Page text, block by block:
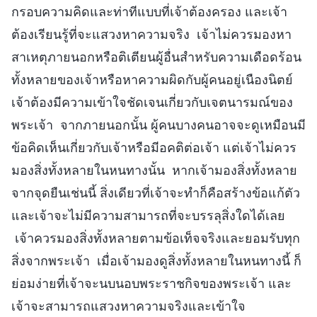
กรอบความคิดและท่าทีแบบที่เจ้าต้องครอง และเจ้า
ต้องเรียนรู้ที่จะแสวงหาความจริง เจ้าไม่ควรมองหา
สาเหตุภายนอกหรือติเตียนผู้อื่นสำหรับความเดือดร้อน
ทั้งหลายของเจ้าหรือหาความผิดกับผู้คนอยู่เนืองนิตย์
เจ้าต้องมีความเข้าใจชัดเจนเกี่ยวกับเจตนารมณ์ของ
พระเจ้า จากภายนอกนั้น ผู้คนบางคนอาจจะดูเหมือนมี
ข้อคิดเห็นเกี่ยวกับเจ้าหรือมีอคติต่อเจ้า แต่เจ้าไม่ควร
มองสิ่งทั้งหลายในหนทางนั้น หากเจ้ามองสิ่งทั้งหลาย
จากจุดยืนเช่นนี้ สิ่งเดียวที่เจ้าจะทำก็คือสร้างข้อแก้ตัว
และเจ้าจะไม่มีความสามารถที่จะบรรลุสิ่งใดได้เลย
เจ้าควรมองสิ่งทั้งหลายตามข้อเท็จจริงและยอมรับทุก
สิ่งจากพระเจ้า เมื่อเจ้ามองดูสิ่งทั้งหลายในหนทางนี้ ก็
ย่อมง่ายที่เจ้าจะนบนอบพระราชกิจของพระเจ้า และ
เจ้าจะสามารถแสวงหาความจริงและเข้าใจ